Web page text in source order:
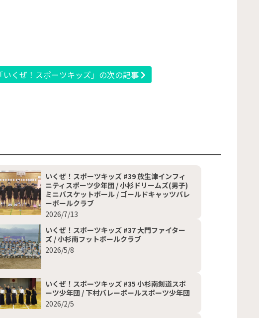
「いくぜ！スポーツキッズ」の次の記事
いくぜ！スポーツキッズ #39 放生津インフィ
ニティスポーツ少年団 / 小杉ドリームズ(男子)
ミニバスケットボール / ゴールドキャッツバレ
ーボールクラブ
2026/7/13
いくぜ！スポーツキッズ #37 大門ファイター
ズ / 小杉南フットボールクラブ
2026/5/8
いくぜ！スポーツキッズ #35 小杉南剣道スポ
ーツ少年団 / 下村バレーボールスポーツ少年団
2026/2/5